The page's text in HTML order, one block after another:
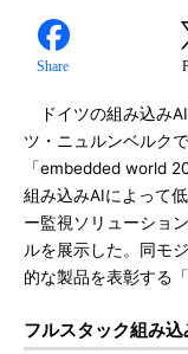
Share
ドイツの組み込み
ツ・ニュルンベルク
「embedded world
組み込みAIによって
ー監視ソリューショ
ルを展示した。同モ
的な製品を表彰する
フルスタック組み